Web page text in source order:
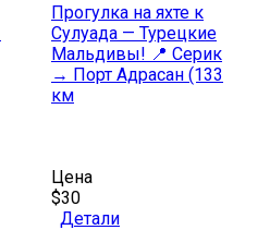
Прогулка на яхте к
Сулуада — Турецкие
Мальдивы! 📍 Серик
→ Порт Адрасан (133
км
Цена
$30
Детали